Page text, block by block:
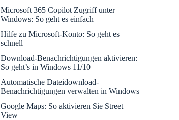
Microsoft 365 Copilot Zugriff unter
Windows: So geht es einfach
Hilfe zu Microsoft-Konto: So geht es
schnell
Download-Benachrichtigungen aktivieren:
So geht’s in Windows 11/10
Automatische Dateidownload-
Benachrichtigungen verwalten in Windows
Google Maps: So aktivieren Sie Street
View